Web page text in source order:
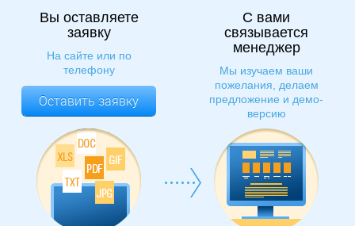
Вы оставляете
заявку
На сайте или по
телефону
Оставить заявку
С вами
связывается
менеджер
Мы изучаем ваши
пожелания, делаем
предложение и демо-
версию